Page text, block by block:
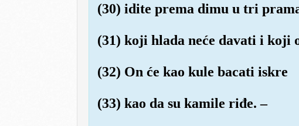
(30) idite prema dimu u tri
(31) koji hlada neće davati i koji
(32) On će kao kule bacati iskre
(33) kao da su kamile riđe. –